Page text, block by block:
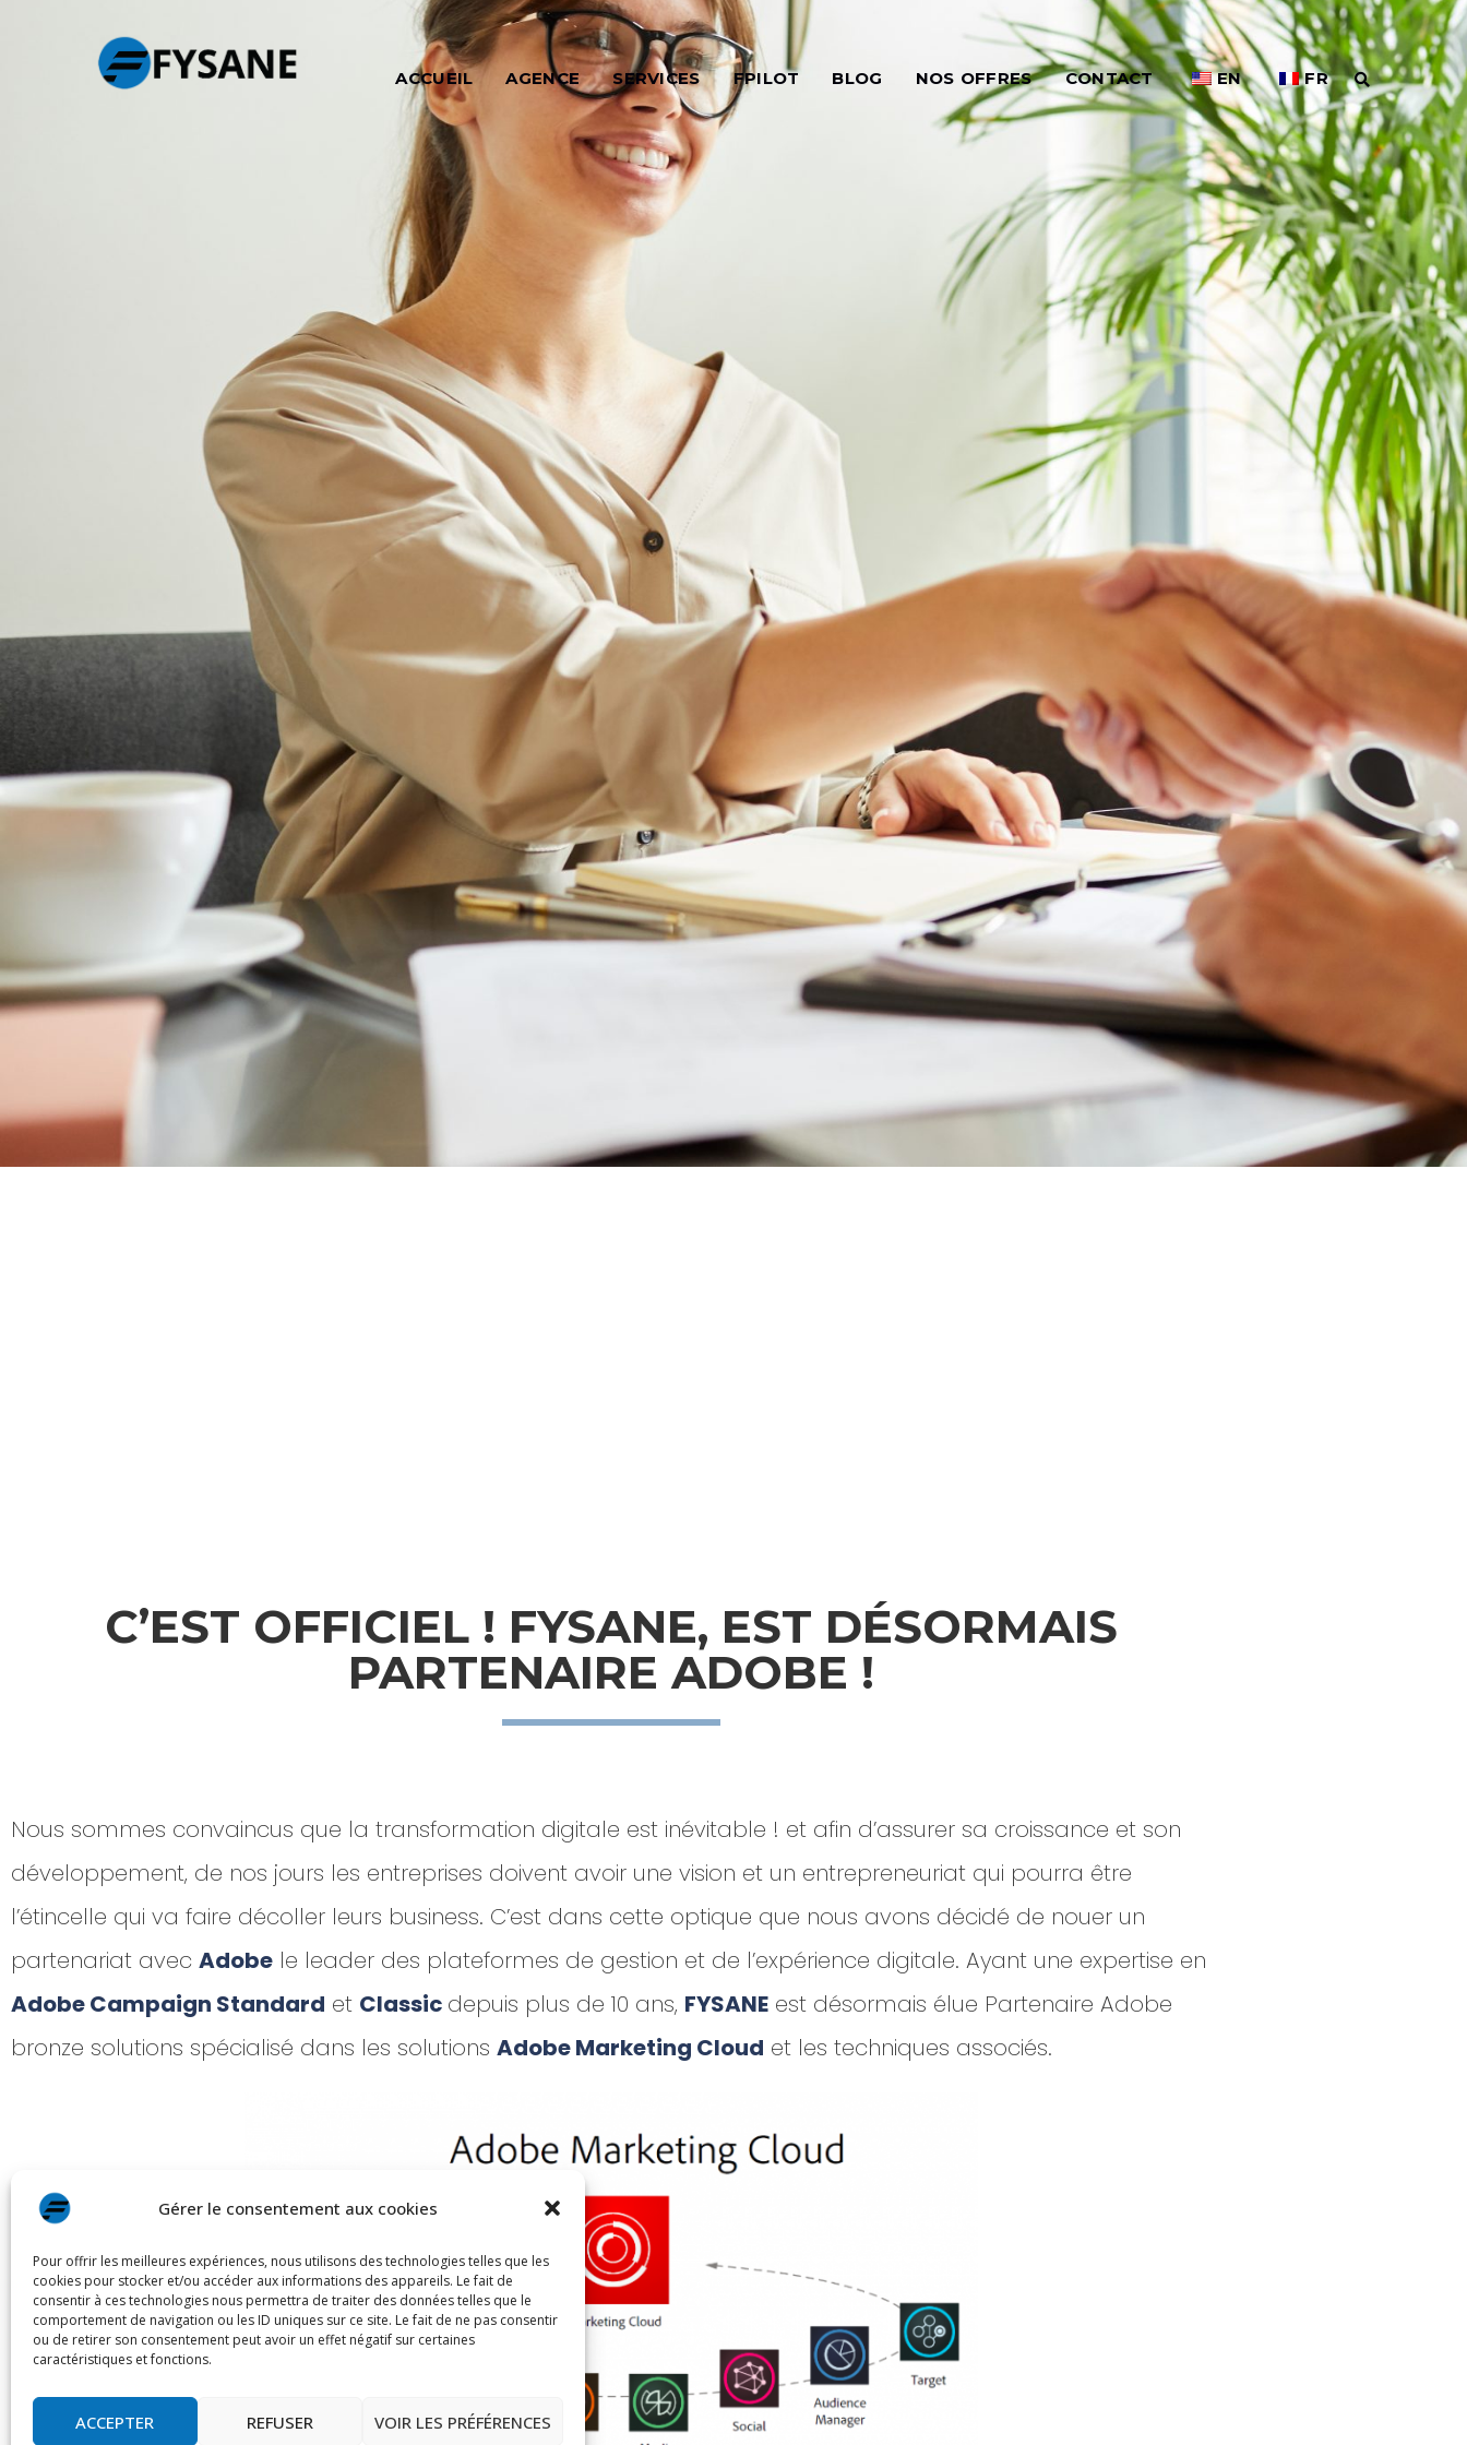
Gérer le consentement aux cookies
Pour offrir les meilleures expériences, nous utilisons des technologies telles que les
cookies pour stocker et/ou accéder aux informations des appareils. Le fait de
consentir à ces technologies nous permettra de traiter des données telles que le
comportement de navigation ou les ID uniques sur ce site. Le fait de ne pas consentir
ou de retirer son consentement peut avoir un effet négatif sur certaines
caractéristiques et fonctions.
ACCEPTER REFUSER VOIR LES PRÉFÉRENCES
ACCUEIL AGENCE SERVICES FPILOT BLOG NOS OFFRES CONTACT EN FR
C’EST OFFICIEL ! FYSANE, EST DÉSORMAIS
PARTENAIRE ADOBE !
Nous sommes convaincus que la transformation digitale est inévitable ! et afin d’assurer sa croissance et son
développement, de nos jours les entreprises doivent avoir une vision et un entrepreneuriat qui pourra être
l’étincelle qui va faire décoller leurs business. C’est dans cette optique que nous avons décidé de nouer un
partenariat avec Adobe le leader des plateformes de gestion et de l’expérience digitale. Ayant une expertise en
Adobe Campaign Standard et Classic depuis plus de 10 ans, FYSANE est désormais élue Partenaire Adobe
bronze solutions spécialisé dans les solutions AdobeMarketing Cloud et les techniques associés.